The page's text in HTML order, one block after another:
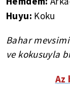
Huyu: Koku
Bahar
ve kokusuyla
Az